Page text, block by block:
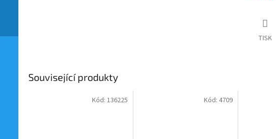
TISK
Související produkty
Kód: 136225 Kód: 4709